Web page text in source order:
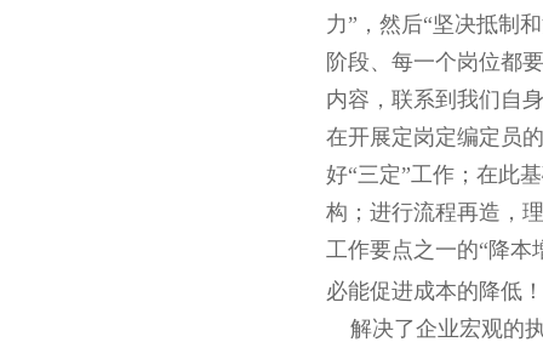
力”，然后“坚决抵制
阶段、每一个岗位都
内容，联系到我们自
在开展定岗定编定员
好“三定”工作；在此
构；进行流程再造，
工作要点之一的“降本
必能促进成本的降低
解决了企业宏观的